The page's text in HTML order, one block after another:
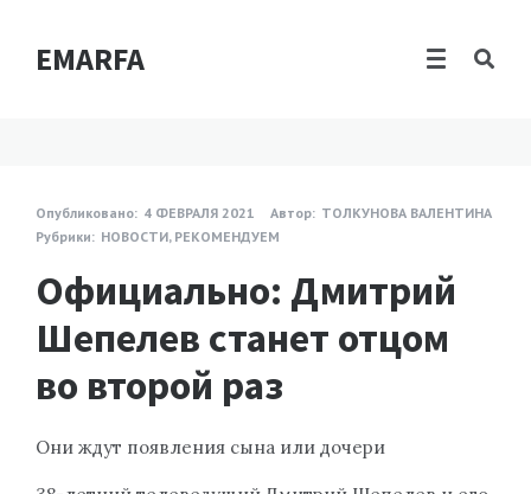
EMARFA
Опубликовано: 4 ФЕВРАЛЯ 2021 Автор: ТОЛКУНОВА ВАЛЕНТИНА
Рубрики: НОВОСТИ, РЕКОМЕНДУЕМ
Официально: Дмитрий
Шепелев станет отцом
во второй раз
Они ждут появления сына или дочери